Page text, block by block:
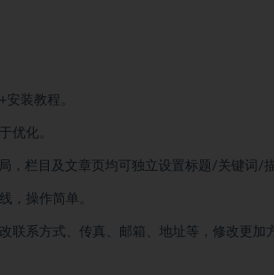
安装教程。
优化。
，栏目及文章页均可独立设置标题/关键词/描
，操作简单。
联系方式、传真、邮箱、地址等，修改更加